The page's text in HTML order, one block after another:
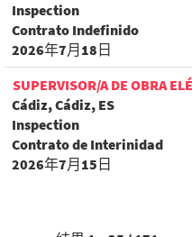
Inspection
Contrato Indefinido
2026年7月18日
SUPERVISOR/A DE OBRA
Cádiz, Cádiz, ES
Inspection
Contrato de Interinidad
2026年7月15日